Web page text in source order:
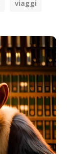
viaggi